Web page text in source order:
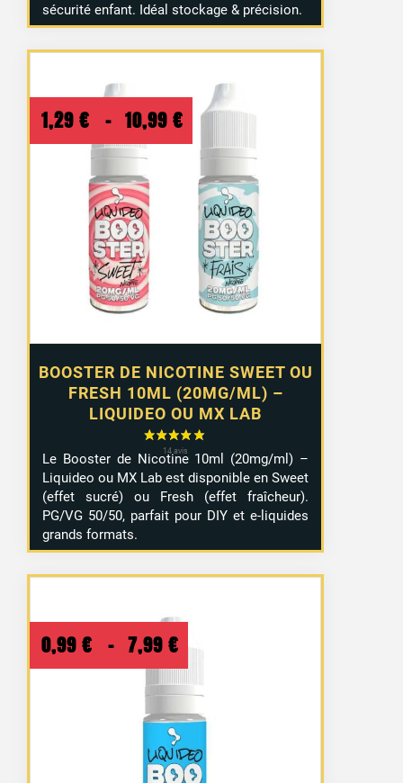
sécurité enfant. Idéal stockage & précision.
BOOSTER DE NICOTINE SWEET OU
FRESH 10ML (20MG/ML) –
LIQUIDEO OU MX LAB
1,29 € – 10,99 €
Plage
de
prix :
1,29 €
10,99 €
Le Booster de Nicotine 10ml (20mg/ml) –
Liquideo ou MX Lab est disponible en Sweet
(effet sucré) ou Fresh (effet fraîcheur).
PG/VG 50/50, parfait pour DIY et e-liquides
grands formats.
0,99 € – 7,99 € Plage
de
prix :
0,99 €
à